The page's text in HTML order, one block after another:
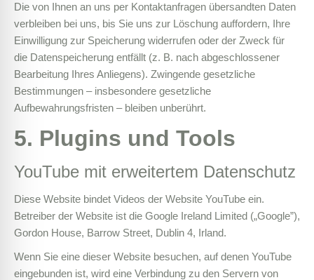
Die von Ihnen an uns per Kontaktanfragen übersandten Daten
verbleiben bei uns, bis Sie uns zur Löschung auffordern, Ihre
Einwilligung zur Speicherung widerrufen oder der Zweck für
die Datenspeicherung entfällt (z. B. nach abgeschlossener
Bearbeitung Ihres Anliegens). Zwingende gesetzliche
Bestimmungen – insbesondere gesetzliche
Aufbewahrungsfristen – bleiben unberührt.
5. Plugins und Tools
YouTube mit erweitertem Datenschutz
Diese Website bindet Videos der Website YouTube ein.
Betreiber der Website ist die Google Ireland Limited („Google”),
Gordon House, Barrow Street, Dublin 4, Irland.
Wenn Sie eine dieser Website besuchen, auf denen YouTube
eingebunden ist, wird eine Verbindung zu den Servern von